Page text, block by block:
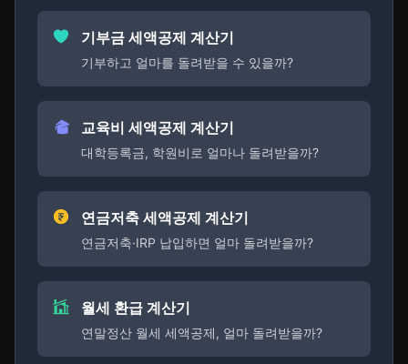
기부금 세액공제 계산기
기부하고 얼마를 돌려받을 수 있을까?
교육비 세액공제 계산기
대학등록금, 학원비로 얼마나 돌려받을까?
연금저축 세액공제 계산기
연금저축·IRP 납입하면 얼마 돌려받을까?
월세 환급 계산기
연말정산 월세 세액공제, 얼마 돌려받을까?